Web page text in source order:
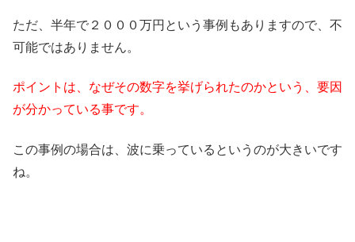
ただ、半年で２０００万円という事例もありますので、不
可能ではありません。
ポイントは、なぜその数字を挙げられたのかという、要因
が分かっている事です。
この事例の場合は、波に乗っているというのが大きいです
ね。